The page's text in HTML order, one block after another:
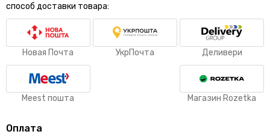
способ доставки товара:
Новая Почта УкрПочта Деливери
Meest пошта Магазин Rozetka
Оплата